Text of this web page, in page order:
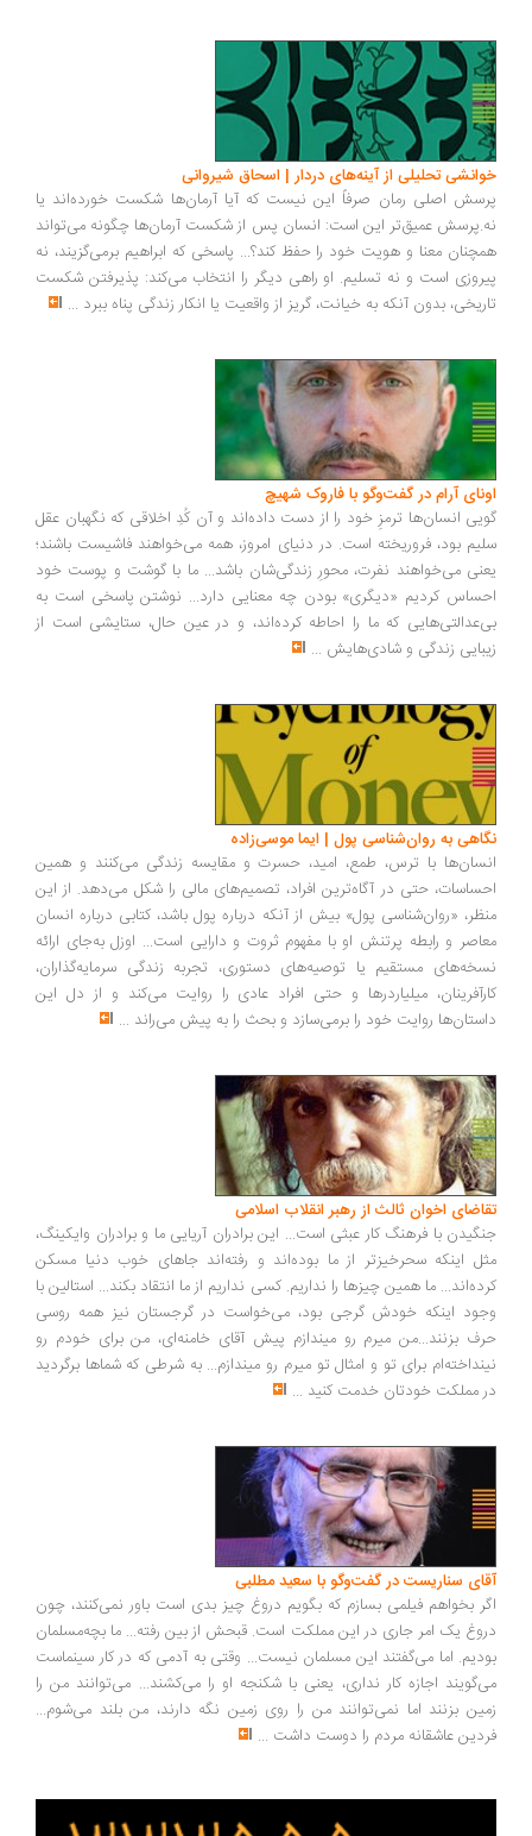
تحلیلی از آینه‌های دردار | اسحاق شیروانی
اصلی رمان صرفاً این نیست که آیا آرمان‌ها شکست خورده‌اند یا
عمیق‌تر این است: انسان پس از شکست آرمان‌ها چگونه می‌تواند
معنا و هویت خود را حفظ کند؟... پاسخی که ابراهیم برمی‌گزیند، نه
است و نه تسلیم. او راهی دیگر را انتخاب می‌کند: پذیرفتن شکست
بدون آنکه به خیانت، گریز از واقعیت یا انکار زندگی پناه ببرد...
آرام در گفت‌وگو با فاروک شهیچ‭
انسان‌ها ترمزِ خود را از دست داده‌اند و آن کُدِ اخلاقی که نگهبان عقل
بود، فروریخته است. در دنیای امروز، همه می‌خواهند فاشیست باشند؛
می‌خواهند نفرت، محورِ زندگی‌شان باشد... ما با گوشت و پوست خود
کردیم «دیگری» بودن چه معنایی دارد... نوشتن پاسخی است به
که ما را احاطه کرده‌اند، و در عین حال، ستایشی است از
زندگی و شادی‌هایش...
به روان‌شناسی پول | ایما موسی‌زاده
با ترس، طمع، امید، حسرت و مقایسه زندگی می‌کنند و همین
حتی در آگاه‌ترین افراد، تصمیم‌های مالی را شکل می‌دهد. از این
«روان‌شناسی پول» بیش از آنکه درباره پول باشد، کتابی درباره انسان
و رابطه پرتنش او با مفهوم ثروت و دارایی است... اوزل به‌جای ارائه
مستقیم یا توصیه‌های دستوری، تجربه زندگی سرمایه‌گذاران،
میلیاردرها و حتی افراد عادی را روایت می‌کند و از دل این
روایت خود را برمی‌سازد و بحث را به پیش می‌راند ...
اخوان ثالث از رهبر انقلاب اسلامی
با فرهنگ کار عبثی است... این برادران آریایی ما و برادران وایکینگ،
اینکه سحرخیزتر از ما بوده‌اند و رفته‌اند جاهای خوب دنیا مسکن
ما همین چیزها را نداریم. کسی نداریم از ما انتقاد بکند... استالین با
اینکه خودش گرجی بود، می‌خواست در گرجستان نیز همه روسی
بزنند...من میرم رو میندازم پیش آقای خامنه‌ای، من برای خودم رو
برای تو و امثال تو میرم رو میندازم... به شرطی که شماها برگردید
مملکت خودتان خدمت کنید...
سناریست در گفت‌وگو با سعید مطلبی
بخواهم فیلمی بسازم که بگویم دروغ چیز بدی است باور نمی‌کنند، چون
یک امر جاری در این مملکت است. قبحش از بین رفته... ما بچه‌مسلمان
اما می‌گفتند این مسلمان نیست... وقتی به آدمی که در کار سینماست
اجازه کار نداری، یعنی با شکنجه او را می‌کشند... می‌توانند من را
بزنند اما نمی‌توانند من را روی زمین نگه دارند، من بلند می‌شوم...
عاشقانه مردم را دوست داشت ...